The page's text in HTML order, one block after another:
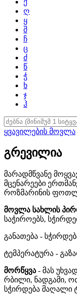
ქ
ღ
ყ
შ
ჩ
ც
ძ
წ
ჭ
ხ
ჯ
ჰ
ყვავილების მოვლა
გრევილია
მარადმწვანე
მცენარეები
როზმარინის
მოვლა სახლის
საჭიროებს,
განათება -
ტემპერატურა -
მორწყვა - მას
რბილი, ნადგამი,
სჭირდება მაღალი